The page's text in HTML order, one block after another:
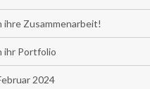
Zusammenarbeit!
ihr Portfolio
2024